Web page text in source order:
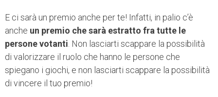
E ci sarà un premio anche per te! Infatti, in palio c’è
anche un premio che sarà estratto fra tutte le
persone votanti . Non lasciarti scappare la possibilità
di valorizzare il ruolo che hanno le persone che
spiegano i giochi, e non lasciarti scappare la possibilità
di vincere il tuo premio!